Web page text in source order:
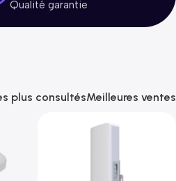
Qualité garantie
plus consultésMeilleures ventes